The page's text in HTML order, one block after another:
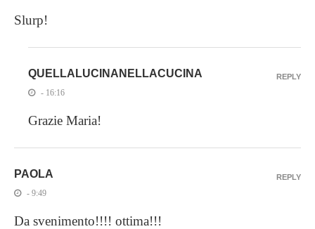
Slurp!
QUELLALUCINANELLACUCINA
- 16:16
Grazie Maria!
REPLY
PAOLA
- 9:49
Da svenimento!!!! ottima!!!
REPLY